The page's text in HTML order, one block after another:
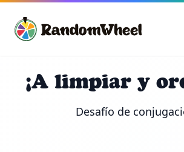
¡A limpiar y
Desafío de